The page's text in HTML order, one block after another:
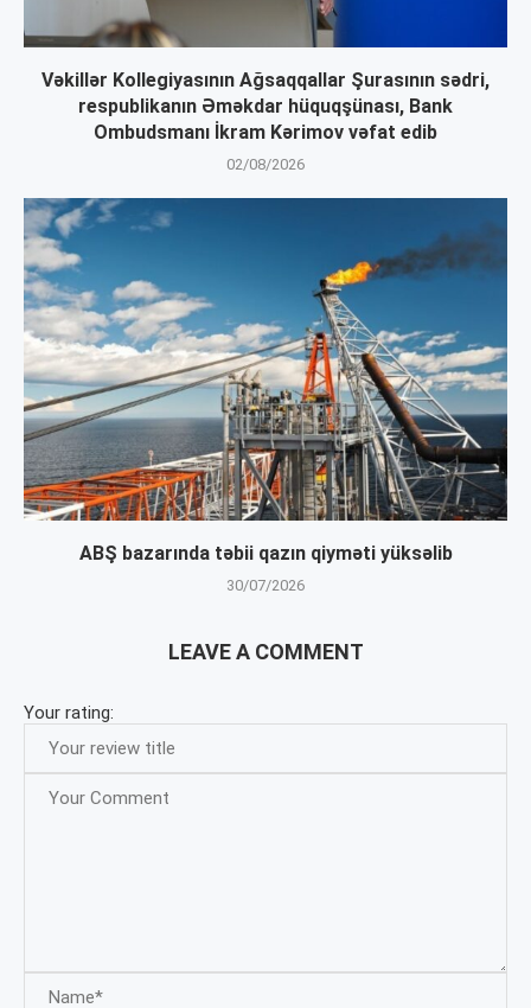
Vəkillər Kollegiyasının Ağsaqqallar Şurasının sədri,
respublikanın Əməkdar hüquqşünası, Bank
Ombudsmanı İkram Kərimov vəfat edib
02/08/2026
ABŞ bazarında təbii qazın qiyməti yüksəlib
30/07/2026
LEAVE A COMMENT
Your rating: